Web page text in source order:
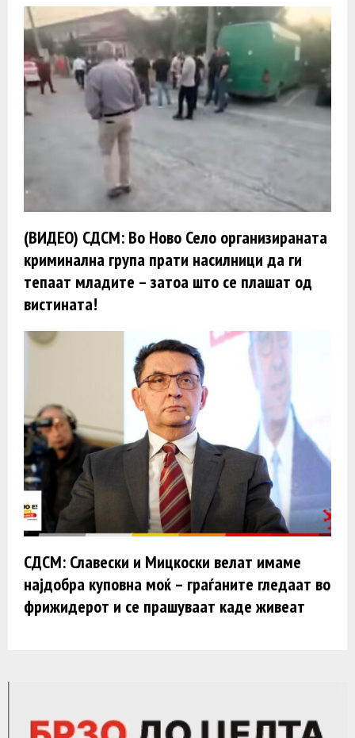
(ВИДЕО) СДСМ: Во Ново Село организираната
криминална група прати насилници да ги
тепаат младите – затоа што се плашат од
вистината!
СДСМ: Славески и Мицкоски велат имаме
најдобра куповна моќ – граѓаните гледаат во
фрижидерот и се прашуваат каде живеат